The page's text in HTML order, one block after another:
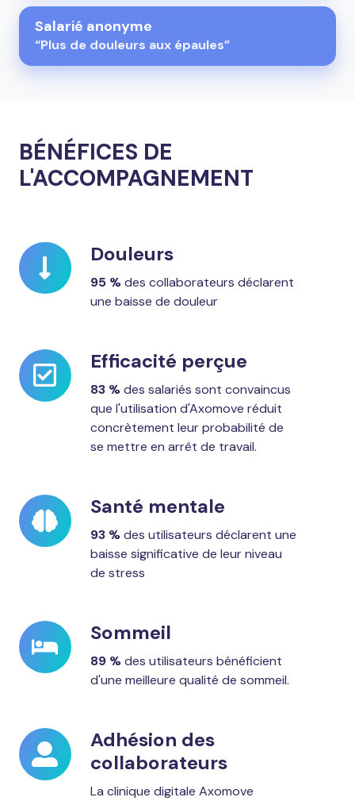
Salarié anonyme
“Plus de douleurs aux épaules”
BÉNÉFICES DE
L'ACCOMPAGNEMENT
Douleurs
95 %des collaborateurs déclarent
une baisse de douleur
Douleurs
Efficacité perçue
83 %des salariés sont convaincus
que l'utilisation d'Axomove réduit
concrètement leur probabilité de
se mettre en arrêt de travail.
Efficacité
perçue
Santé mentale
93 %des utilisateurs déclarent une
baisse significative de leur niveau
de stress
Santé
mentale
Sommeil
89 %des utilisateurs bénéficient
d'une meilleure qualité de sommeil.
Sommeil
Adhésion des
collaborateurs
La clinique digitale Axomove
Adhésion
des
collaborateurs